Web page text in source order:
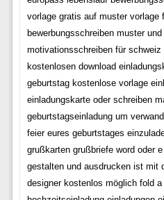
vorlage gratis auf muster vorlage
bewerbungsschreiben muster
motivationsschreiben für schweiz
kostenlosen download
geburtstag kostenlose vorlage
einladungskarte oder schreiben
geburtstagseinladung um
feier eures geburtstages
grußkarten grußbriefe word oder
gestalten und ausdrucken ist mit
designer kostenlos möglich fold